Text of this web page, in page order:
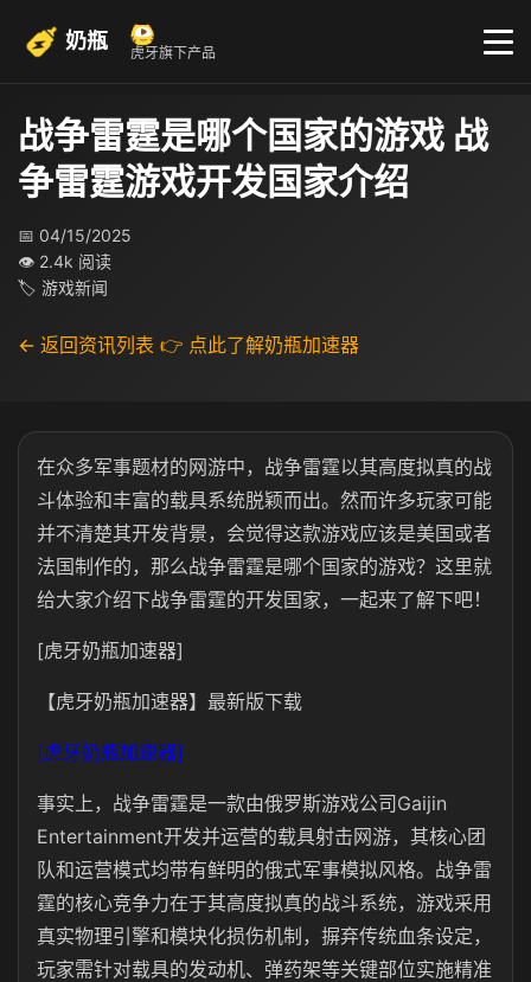
奶瓶 虎牙旗下产品
战争雷霆是哪个国家的游戏 战
争雷霆游戏开发国家介绍
📅 04/15/2025
👁 2.4k 阅读
🏷 游戏新闻
← 返回资讯列表 👉 点此了解奶瓶加速器
在众多军事题材的网游中，战争雷霆以其高度拟真的战
斗体验和丰富的载具系统脱颖而出。然而许多玩家可能
并不清楚其开发背景，会觉得这款游戏应该是美国或者
法国制作的，那么战争雷霆是哪个国家的游戏？这里就
给大家介绍下战争雷霆的开发国家，一起来了解下吧！
[虎牙奶瓶加速器]
【虎牙奶瓶加速器】最新版下载
[虎牙奶瓶加速器]
事实上，战争雷霆是一款由俄罗斯游戏公司Gaijin
Entertainment开发并运营的载具射击网游，其核心团
队和运营模式均带有鲜明的俄式军事模拟风格。战争雷
霆的核心竞争力在于其高度拟真的战斗系统，游戏采用
真实物理引擎和模块化损伤机制，摒弃传统血条设定，
玩家需针对载具的发动机、弹药架等关键部位实施精准